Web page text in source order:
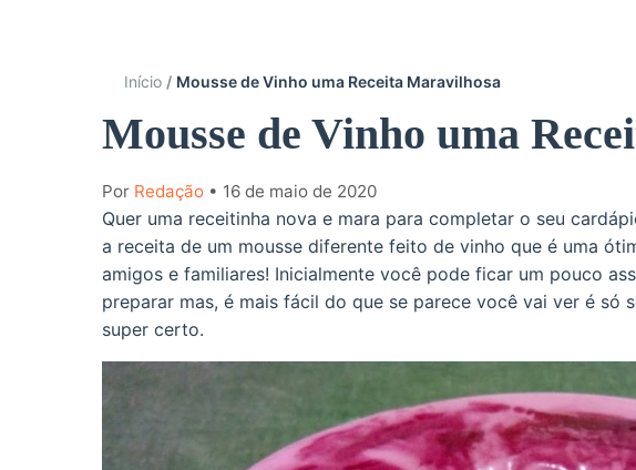
Início Mousse de Vinho uma Receita Maravilhosa
Mousse de Vinho uma
Por Redação • 16 de maio de 2020
Quer uma receitinha nova e mara para completar o seu
a receita de um mousse diferente feito de vinho que é uma
amigos e familiares! Inicialmente você pode ficar um pouco
preparar mas, é mais fácil do que se parece você vai ver é só
super certo.